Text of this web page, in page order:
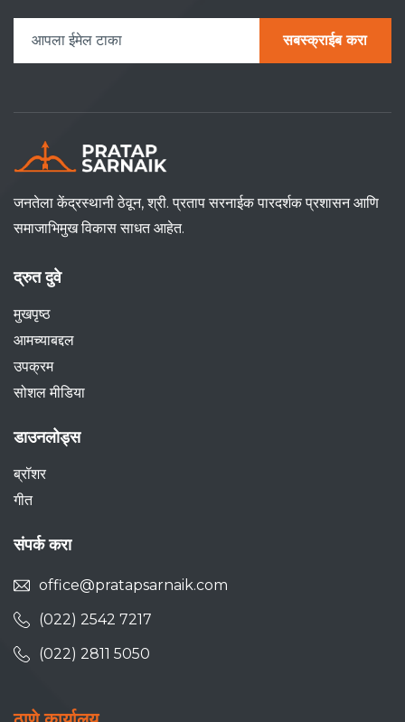
सबस्क्राईब करा
जनतेला केंद्रस्थानी ठेवून, श्री. प्रताप सरनाईक पारदर्शक प्रशासन आणि
समाजाभिमुख विकास साधत आहेत.
द्रुत दुवे
मुखपृष्ठ
आमच्याबद्दल
उपक्रम
सोशल मीडिया
डाउनलोड्स
ब्रॉशर
गीत
संपर्क करा
office@pratapsarnaik.com
(022) 2542 7217
(022) 2811 5050